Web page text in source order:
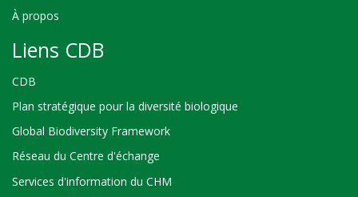
À propos
Liens CDB
CDB
Plan stratégique pour la diversité biologique
Global Biodiversity Framework
Réseau du Centre d'échange
Services d'information du CHM